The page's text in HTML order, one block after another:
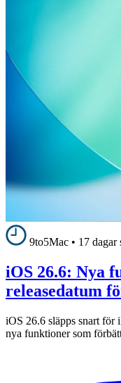
9to5Mac • 17 dagar
iOS 26.6: Nya
releasedatum
iOS 26.6 släpps snart för
nya funktioner som